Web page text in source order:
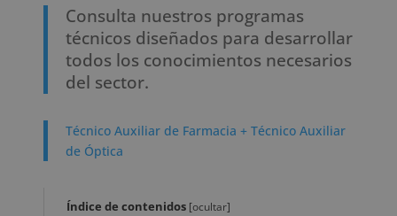
Consulta nuestros programas
técnicos diseñados para desarrollar
todos los conocimientos necesarios
del sector.
Técnico Auxiliar de Farmacia + Técnico Auxiliar
de Óptica
Índice de contenidos [ocultar]